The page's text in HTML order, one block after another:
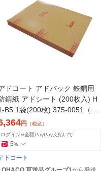
ドコート アドパック 鉄鋼用
錆紙 アドシート (200枚入) H
B5 1袋(200枚) 375-0051（直
品） 円 （税込）
ログイン&全額PayPay支払いで
5%
ドコート